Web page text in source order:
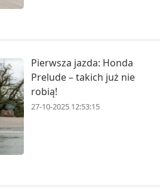
Pierwsza jazda: Honda
Prelude – takich już nie
robią!
27-10-2025 12:53:15